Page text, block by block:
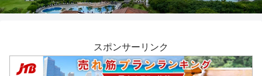
スポンサーリンク